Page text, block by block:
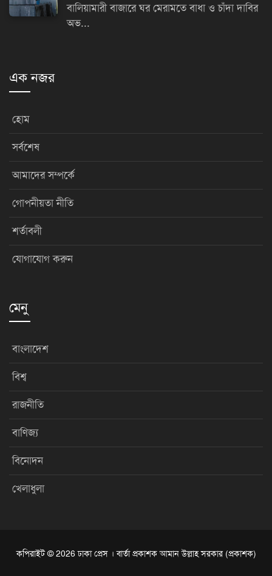
বালিয়ামারী বাজারে ঘর মেরামতে বাধা ও চাঁদা দাবির
অভ...
এক নজর
হোম
সর্বশেষ
আমাদের সম্পর্কে
গোপনীয়তা নীতি
শর্তাবলী
যোগাযোগ করুন
মেনু
বাংলাদেশ
বিশ্ব
রাজনীতি
বাণিজ্য
বিনোদন
খেলাধুলা
কপিরাইট © 2026 ঢাকা প্রেস । বার্তা প্রকাশক আমান উল্লাহ সরকার (প্রকাশক)